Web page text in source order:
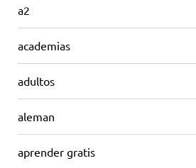
a2
academias
adultos
aleman
aprender gratis